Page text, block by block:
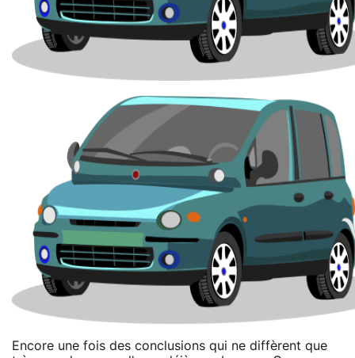
Encore une fois des conclusions qui ne diffèrent que